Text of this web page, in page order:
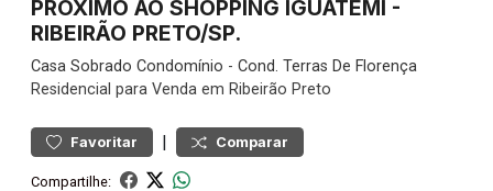
PRÓXIMO AO SHOPPING IGUATEMI -
RIBEIRÃO PRETO/SP.
Casa Sobrado Condomínio - Cond. Terras De Florença
Residencial para Venda em Ribeirão Preto
Favoritar | Comparar
Compartilhe: